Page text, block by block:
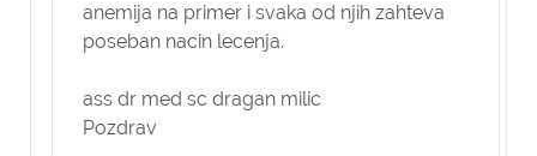
anemija na primer i svaka od njih zahteva
poseban nacin lecenja.
ass dr med sc dragan milic
Pozdrav